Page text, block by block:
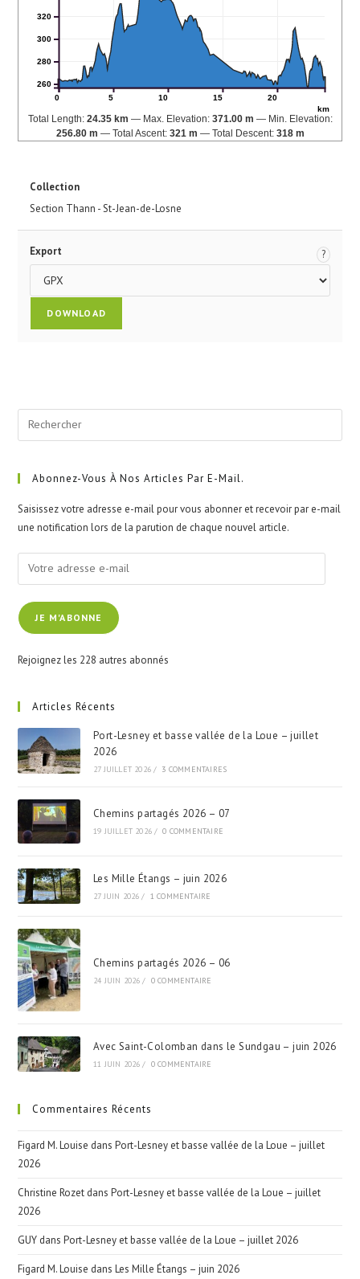
0 5 10 15 20
km
260
280
300
320
Total Length: 24.35 km Max. Elevation: 371.00 m
Min. Elevation:
256.80 m
Total Ascent: 321 m Total Descent: 318 m
Collection
Section Thann - St-Jean-de-Losne
?
Export
Abonnez-Vous À Nos Articles Par E-Mail.
Saisissez votre adresse e-mail pour vous abonner et recevoir par e-mail
une notification lors de la parution de chaque nouvel article.
Votre
adresse
e-
mailJE M'ABONNE
Rejoignez les 228 autres abonnés
Articles Récents
Port-Lesney et basse vallée de la Loue – juillet
2026
27 JUILLET 2026 / 3 COMMENTAIRES
Chemins partagés 2026 – 07
19 JUILLET 2026 / 0 COMMENTAIRE
Les Mille Étangs – juin 2026
27 JUIN 2026 / 1 COMMENTAIRE
Chemins partagés 2026 – 06
24 JUIN 2026 / 0 COMMENTAIRE
Avec Saint-Colomban dans le Sundgau – juin 2026
11 JUIN 2026 / 0 COMMENTAIRE
Commentaires Récents
Figard M. Louise dansPort-Lesney et basse vallée de la Loue – juillet
2026
Christine Rozet dansPort-Lesney et basse vallée de la Loue – juillet
2026
GUY dansPort-Lesney et basse vallée de la Loue – juillet 2026
Figard M. Louise dansLes Mille Étangs – juin 2026